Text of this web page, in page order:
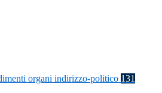
organi indirizzo-politico 131